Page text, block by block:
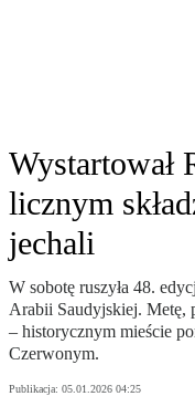
Wystartował
licznym
jechali
W sobotę ruszyła 48.
Arabii Saudyjskiej. Metę,
– historycznym mieście
Czerwonym.
Publikacja: 05.01.2026 04:25